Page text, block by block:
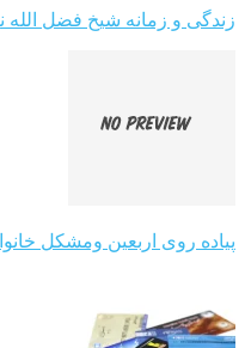
زندگی و زمانه شیخ فضل الله
پیاده روی اربعین ومشکل